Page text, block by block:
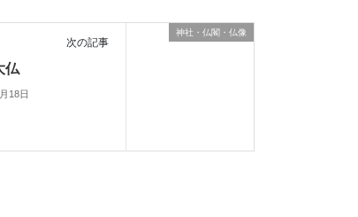
神社・仏閣・仏像
次の記事
仏
18日